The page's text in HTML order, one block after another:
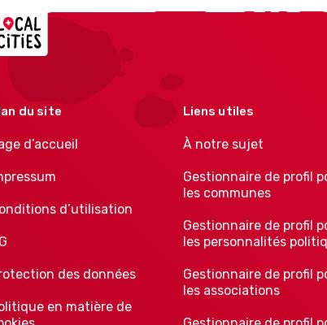
du site
d’accueil
d’utilisation
des données
en matière de
Liens utiles
À notre sujet
Gestionnaire de profil
les communes
Gestionnaire de profil
les personnalités
Gestionnaire de profil
les associations